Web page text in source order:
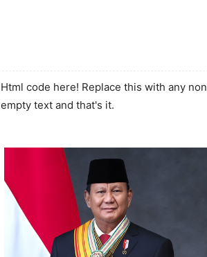
Html code here! Replace this with any non
empty text and that's it.